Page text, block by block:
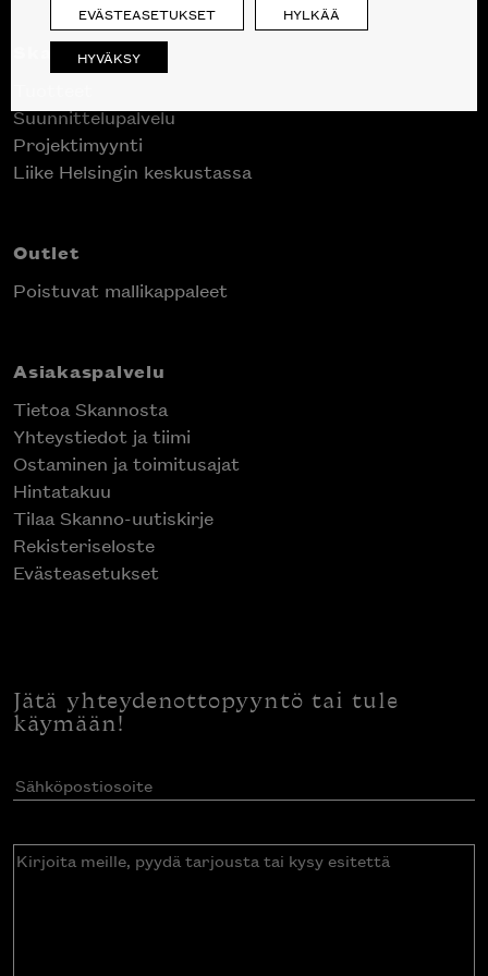
Skanno
Suunnittelupalvelu
Projektimyynti
Liike Helsingin keskustassa
Outlet
Poistuvat mallikappaleet
Asiakaspalvelu
Tietoa Skannosta
Yhteystiedot ja tiimi
Ostaminen ja toimitusajat
Hintatakuu
Tilaa Skanno-uutiskirje
Rekisteriseloste
Evästeasetukset
Jätä yhteydenottopyyntö tai tule
käymään!
Sähköpostiosoite(Pakollinen)
Kirjoita
EVÄSTEASETUKSET HYLKÄÄ
HYVÄKSY